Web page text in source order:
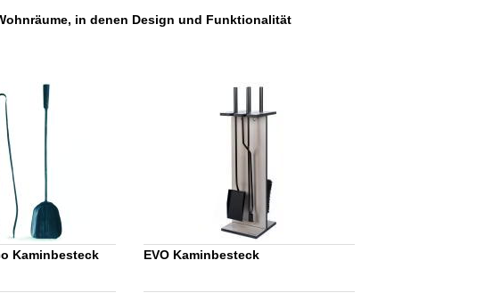
in denen Design und Funktionalität
Kaminbesteck EVO Kaminbesteck